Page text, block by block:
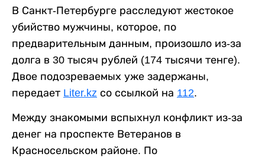
В Санкт-Петербурге расследуют жестокое
убийство мужчины, которое, по
предварительным данным, произошло из-за
долга в 30 тысяч рублей (174 тысячи тенге).
Двое подозреваемых уже задержаны,
передает Liter.kz со ссылкой на 112.
Между знакомыми вспыхнул конфликт из-за
денег на проспекте Ветеранов в
Красносельском районе. По